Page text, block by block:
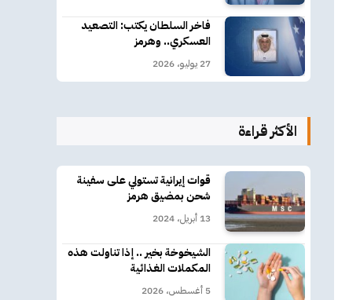
فاخر السلطان يكتب: التصعيد
العسكري.. وهرمز
27 يوليو، 2026
الأكثر قراءة
قوات إيرانية تستولي على سفينة
شحن بمضيق هرمز
13 أبريل، 2024
الشيخوخة بخير .. إذا تناولت هذه
المكملات الغذائية
5 أغسطس، 2026